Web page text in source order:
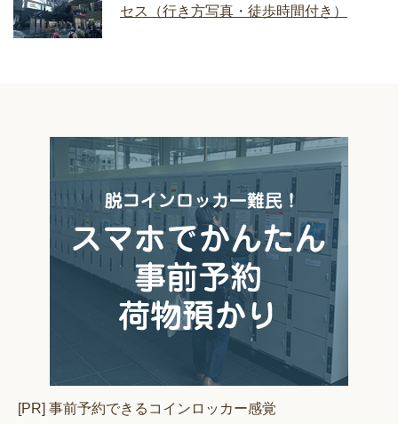
セス（行き方写真・徒歩時間付き）
[PR] 事前予約できるコインロッカー感覚